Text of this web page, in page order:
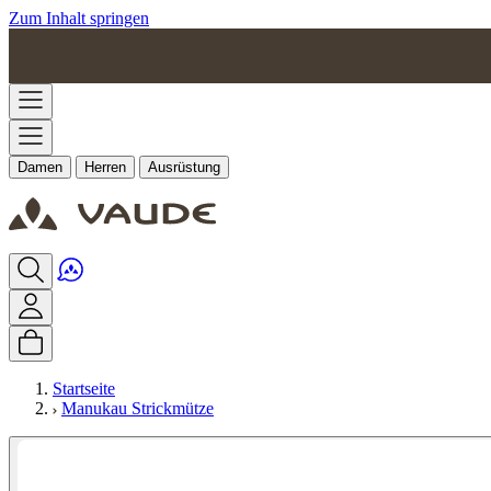
Zum Inhalt springen
Damen Herren Ausrüstung
Startseite
Manukau Strickmütze